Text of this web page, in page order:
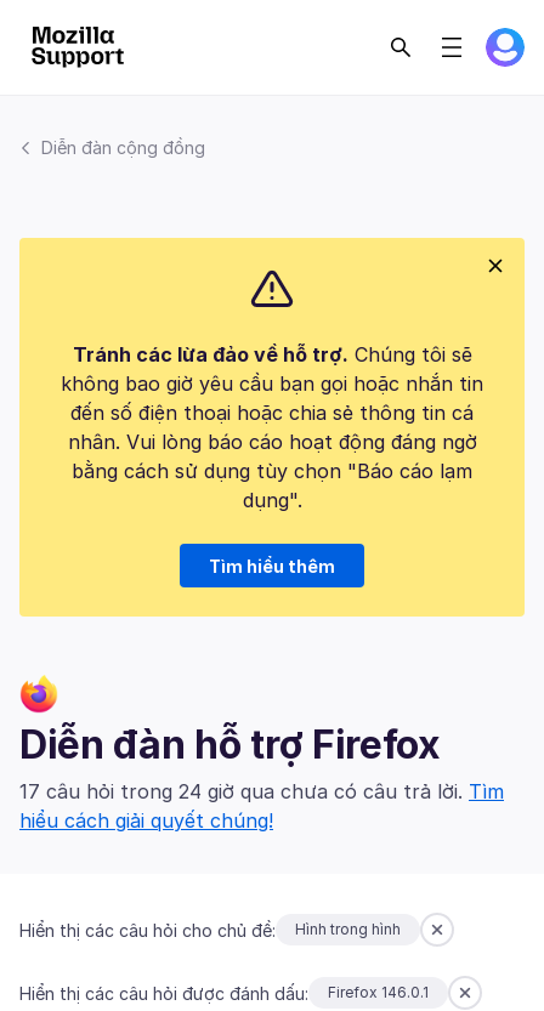
Diễn đàn cộng đồng
Tránh các lừa đảo về hỗ trợ. Chúng tôi sẽ
không bao giờ yêu cầu bạn gọi hoặc nhắn tin
đến số điện thoại hoặc chia sẻ thông tin cá
nhân. Vui lòng báo cáo hoạt động đáng ngờ
bằng cách sử dụng tùy chọn "Báo cáo lạm
dụng".
Tìm hiểu thêm
Diễn đàn hỗ trợ Firefox
17 câu hỏi trong 24 giờ qua chưa có câu trả lời. Tìm
hiểu cách giải quyết chúng!
Hiển thị các câu hỏi cho chủ đề: Hình trong hình
Hiển thị các câu hỏi được đánh dấu: Firefox 146.0.1